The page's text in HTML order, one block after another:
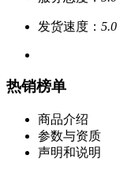
发货速度： 5.0
热销榜单
商品介绍
参数与资质
声明和说明